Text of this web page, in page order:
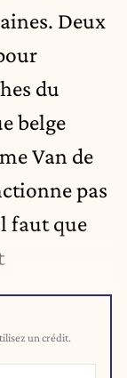
Deux
du
belge
Van de
pas
faut que
un crédit.